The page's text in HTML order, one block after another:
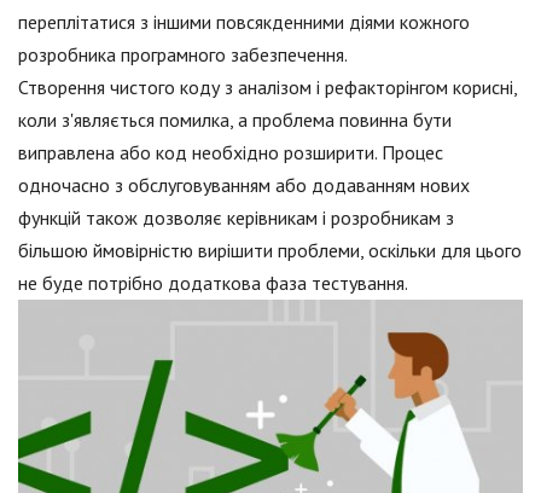
переплітатися з іншими повсякденними діями кожного
розробника програмного забезпечення.
Створення чистого коду з аналізом і рефакторінгом корисні,
коли з'являється помилка, а проблема повинна бути
виправлена або код необхідно розширити. Процес
одночасно з обслуговуванням або додаванням нових
функцій також дозволяє керівникам і розробникам з
більшою ймовірністю вирішити проблеми, оскільки для цього
не буде потрібно додаткова фаза тестування.